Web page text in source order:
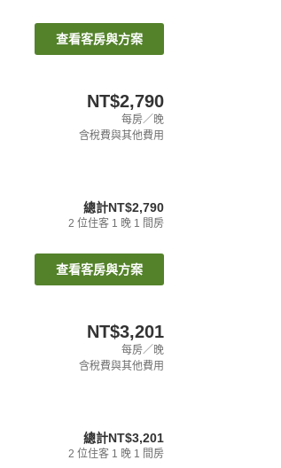
查看客房與方案
NT$2,790
每房／晚
含稅費與其他費用
總計NT$2,790
2 位住客 1 晚 1 間房
查看客房與方案
NT$3,201
每房／晚
含稅費與其他費用
總計NT$3,201
2 位住客 1 晚 1 間房